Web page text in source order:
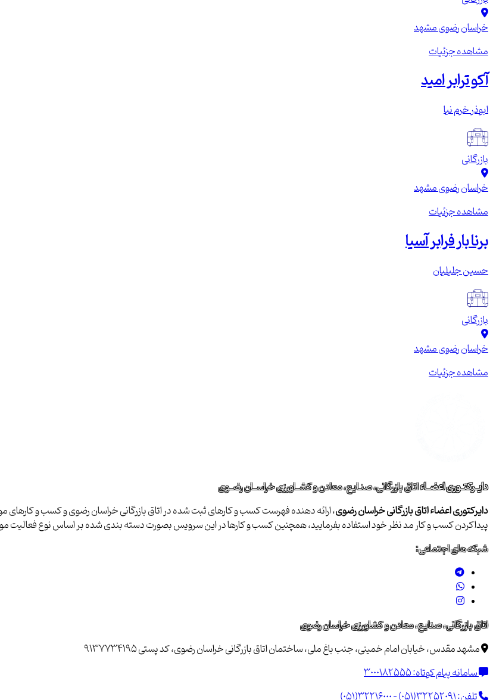
خراسان رضویمشهد
مشاهده جزئیات
آکو ترابر امید
ابوذر خرم نیا
بازرگانی
خراسان رضویمشهد
مشاهده جزئیات
برنا بار فرابر آسیا
حسین جلیلیان
بازرگانی
خراسان رضویمشهد
مشاهده جزئیات
دایــرکتــوری اعضــاءاتاق بازرگانی، صنـایع، معادن و کشــاورزی خراســان رضــوی
دایرکتوری اعضاء اتاق بازرگانی خراسان رضوی، ارائه دهنده فهرست کسب و کارهای ثبت شده در اتاق بازرگانی خراسان رضوی و کسب و کارهای
پیداکردن کسب و کار مد نظر خود استفاده بفرمایید، همچنین کسب و کارها در این سرویس بصورت دسته بندی شده بر اساس نوع فعالیت
شبکه های اجتماعی:
اتاق بازرگانی، صنایع، معادن و کشاورزی خراسان رضوی
مشهد مقدس، خیابان امام خمینی، جنب باغ ملی، ساختمان اتاق بازرگانی خراسان رضوی، کد پستی 9137734195
سامانه پیام کوتاه:3000182555
تلفن:(051)32216000 - (051)32252091